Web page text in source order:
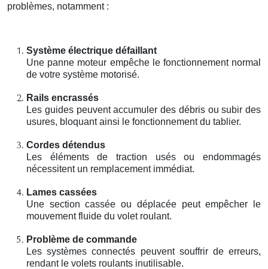
problèmes, notamment :
Système électrique défaillant
Une panne moteur empêche le fonctionnement normal
de votre système motorisé.
Rails encrassés
Les guides peuvent accumuler des débris ou subir des
usures, bloquant ainsi le fonctionnement du tablier.
Cordes détendus
Les éléments de traction usés ou endommagés
nécessitent un remplacement immédiat.
Lames cassées
Une section cassée ou déplacée peut empêcher le
mouvement fluide du volet roulant.
Problème de commande
Les systèmes connectés peuvent souffrir de erreurs,
rendant le volets roulants inutilisable.